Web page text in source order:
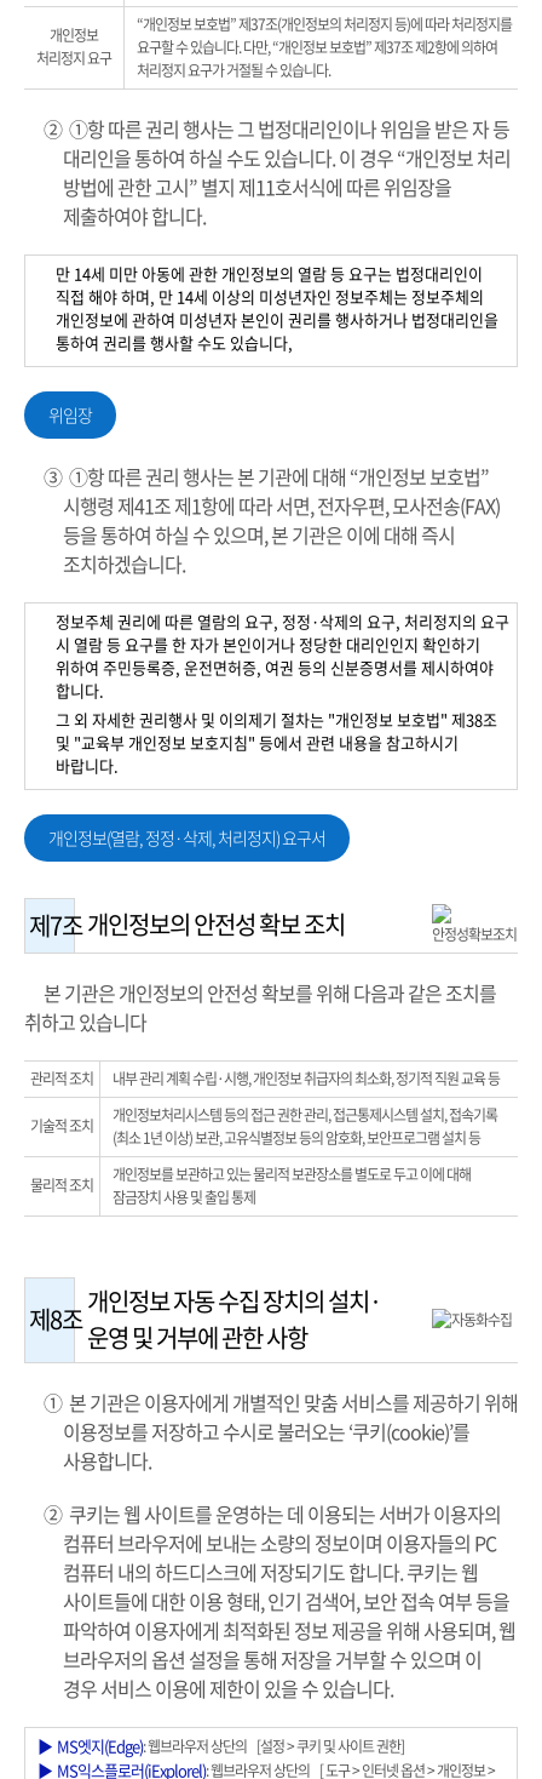
개인정보
처리정지 요구
“개인정보 보호법” 제37조(개인정보의 처리정지 등)에 따라 처리정지를
요구할 수 있습니다. 다만, “개인정보 보호법” 제37조 제2항에 의하여
처리정지 요구가 거절될 수 있습니다.
② ①항 따른 권리 행사는 그 법정대리인이나 위임을 받은 자 등
대리인을 통하여 하실 수도 있습니다. 이 경우 “개인정보 처리
방법에 관한 고시” 별지 제11호서식에 따른 위임장을
제출하여야 합니다.
만 14세 미만 아동에 관한 개인정보의 열람 등 요구는 법정대리인이
직접 해야 하며, 만 14세 이상의 미성년자인 정보주체는 정보주체의
개인정보에 관하여 미성년자 본인이 권리를 행사하거나 법정대리인을
통하여 권리를 행사할 수도 있습니다,
위임장
③ ①항 따른 권리 행사는 본 기관에 대해 “개인정보 보호법”
시행령 제41조 제1항에 따라 서면, 전자우편, 모사전송(FAX)
등을 통하여 하실 수 있으며, 본 기관은 이에 대해 즉시
조치하겠습니다.
정보주체 권리에 따른 열람의 요구, 정정·삭제의 요구, 처리정지의 요구
시 열람 등 요구를 한 자가 본인이거나 정당한 대리인인지 확인하기
위하여 주민등록증, 운전면허증, 여권 등의 신분증명서를 제시하여야
합니다.
그 외 자세한 권리행사 및 이의제기 절차는 "개인정보 보호법" 제38조
및 "교육부 개인정보 보호지침" 등에서 관련 내용을 참고하시기
바랍니다.
개인정보(열람, 정정·삭제, 처리정지) 요구서
제7조개인정보의 안전성 확보 조치
본 기관은 개인정보의 안전성 확보를 위해 다음과 같은 조치를
취하고 있습니다
관리적 조치 내부 관리 계획 수립·시행, 개인정보 취급자의 최소화, 정기적 직원 교육 등
기술적 조치
개인정보처리시스템 등의 접근 권한 관리, 접근통제시스템 설치, 접속기록
(최소 1년 이상) 보관, 고유식별정보 등의 암호화, 보안프로그램 설치 등
물리적 조치
개인정보를 보관하고 있는 물리적 보관장소를 별도로 두고 이에 대해
잠금장치 사용 및 출입 통제
제8조
개인정보 자동 수집 장치의 설치·
운영 및 거부에 관한 사항
① 본 기관은 이용자에게 개별적인 맞춤 서비스를 제공하기 위해
이용정보를 저장하고 수시로 불러오는 ‘쿠키(cookie)’를
사용합니다.
② 쿠키는 웹 사이트를 운영하는 데 이용되는 서버가 이용자의
컴퓨터 브라우저에 보내는 소량의 정보이며 이용자들의 PC
컴퓨터 내의 하드디스크에 저장되기도 합니다. 쿠키는 웹
사이트들에 대한 이용 형태, 인기 검색어, 보안 접속 여부 등을
파악하여 이용자에게 최적화된 정보 제공을 위해 사용되며, 웹
브라우저의 옵션 설정을 통해 저장을 거부할 수 있으며 이
경우 서비스 이용에 제한이 있을 수 있습니다.
▶ MS엣지(Edge): 웹브라우저 상단의 [설정 > 쿠키 및 사이트 권한]
▶ MS익스플로러(iExplorel): 웹브라우저 상단의 [ 도구 > 인터넷 옵션 > 개인정보 >